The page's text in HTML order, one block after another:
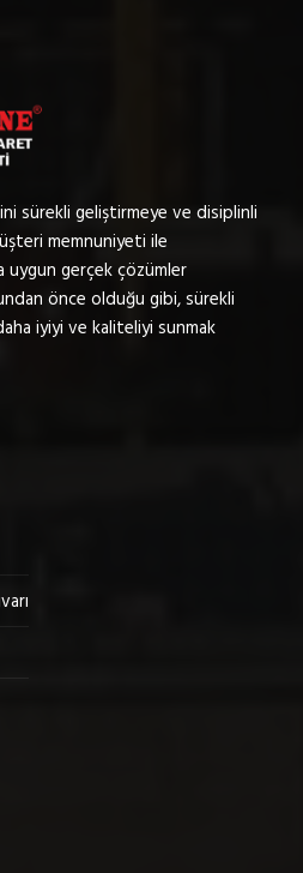
sürekli geliştirmeye ve disiplinli
memnuniyeti ile
uygun gerçek çözümler
önce olduğu gibi, sürekli
iyiyi ve kaliteliyi sunmak